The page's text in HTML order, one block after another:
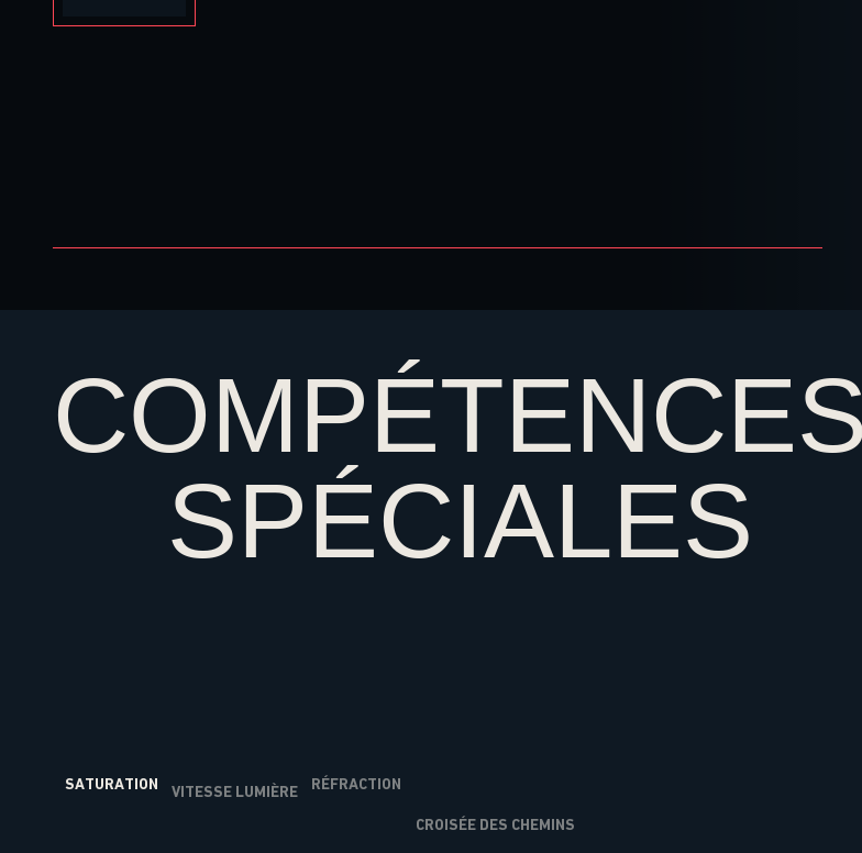
COMPÉTENCES
SPÉCIALES
SATURATION VITESSE LUMIÈRE RÉFRACTION
CROISÉE DES CHEMINS